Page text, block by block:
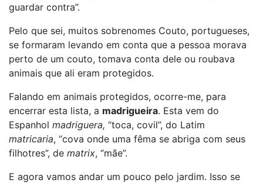
guardar contra”.
Pelo que sei, muitos sobrenomes Couto, portugueses,
se formaram levando em conta que a pessoa morava
perto de um couto, tomava conta dele ou roubava
animais que ali eram protegidos.
Falando em animais protegidos, ocorre-me, para
encerrar esta lista, a madrigueira. Esta vem do
Espanhol madriguera, “toca, covil”, do Latim
matricaria, “cova onde uma fêma se abriga com seus
filhotres”, de matrix, “mãe”.
E agora vamos andar um pouco pelo jardim. Isso se